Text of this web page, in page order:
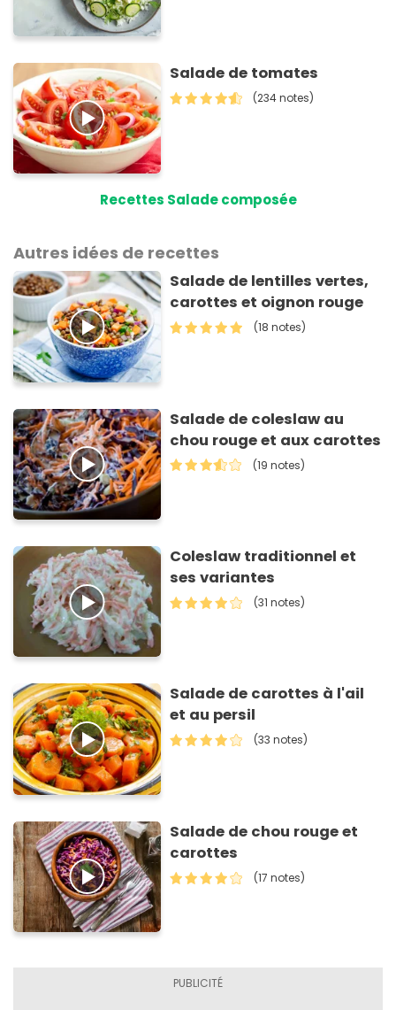
Salade de tomates
(234 notes)
Recettes Salade composée
Autres idées de recettes
Salade de lentilles vertes,
carottes et oignon rouge
(18 notes)
Salade de coleslaw au
chou rouge et aux carottes
(19 notes)
Coleslaw traditionnel et
ses variantes
(31 notes)
Salade de carottes à l'ail
et au persil
(33 notes)
Salade de chou rouge et
carottes
(17 notes)